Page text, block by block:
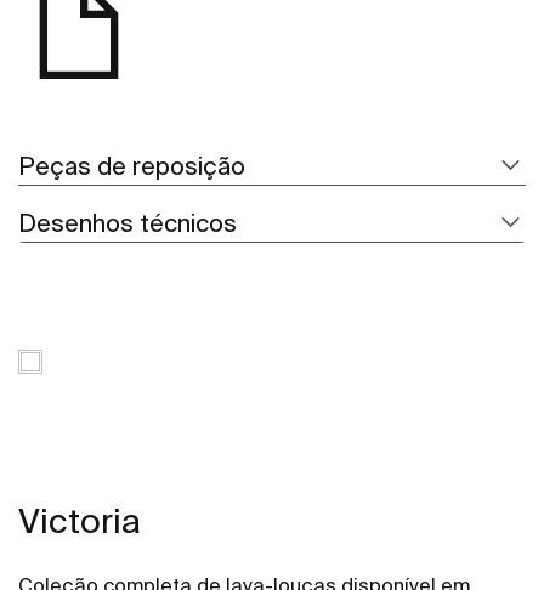
Peças de reposição
Desenhos técnicos
Victoria
Coleção completa de lava-louças disponível em